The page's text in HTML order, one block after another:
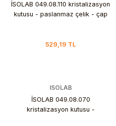
İSOLAB 049.08.110 kristalizasyon
kutusu - paslanmaz çelik - çap
529,19 TL
ISOLAB
İSOLAB 049.08.070
kristalizasyon kutusu -